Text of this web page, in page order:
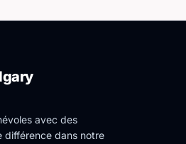
avec des
différence dans notre